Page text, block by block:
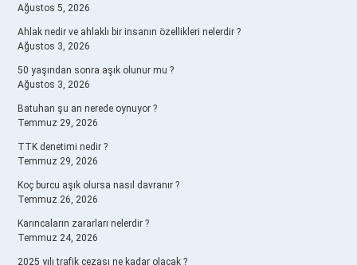
Ağustos 5, 2026
Ahlak nedir ve ahlaklı bir insanın özellikleri nelerdir ?
Ağustos 3, 2026
50 yaşından sonra aşık olunur mu ?
Ağustos 3, 2026
Batuhan şu an nerede oynuyor ?
Temmuz 29, 2026
TTK denetimi nedir ?
Temmuz 29, 2026
Koç burcu aşık olursa nasıl davranır ?
Temmuz 26, 2026
Karıncaların zararları nelerdir ?
Temmuz 24, 2026
2025 yılı trafik cezası ne kadar olacak ?